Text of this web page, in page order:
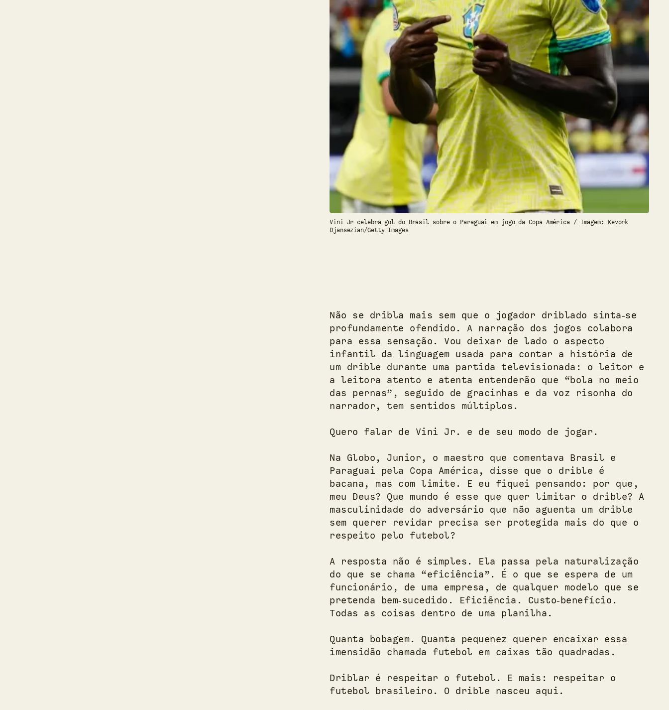
Vini Jr celebra gol do Brasil sobre o Paraguai em jogo da Copa América / Imagem: Kevork
Djansezian/Getty Images
Não se dribla mais sem que o jogador driblado sinta‑se
profundamente ofendido. A narração dos jogos colabora
para essa sensação. Vou deixar de lado o aspecto
infantil da linguagem usada para contar a história de
um drible durante uma partida televisionada: o leitor e
a leitora atento e atenta entenderão que “bola no meio
das pernas”, seguido de gracinhas e da voz risonha do
narrador, tem sentidos múltiplos.
Quero falar de Vini Jr. e de seu modo de jogar.
Na Globo, Junior, o maestro que comentava Brasil e
Paraguai pela Copa América, disse que o drible é
bacana, mas com limite. E eu fiquei pensando: por que,
meu Deus? Que mundo é esse que quer limitar o drible? A
masculinidade do adversário que não aguenta um drible
sem querer revidar precisa ser protegida mais do que o
respeito pelo futebol?
A resposta não é simples. Ela passa pela naturalização
do que se chama “eficiência”. É o que se espera de um
funcionário, de uma empresa, de qualquer modelo que se
pretenda bem‑sucedido. Eficiência. Custo‑benefício.
Todas as coisas dentro de uma planilha.
Quanta bobagem. Quanta pequenez querer encaixar essa
imensidão chamada futebol em caixas tão quadradas.
Driblar é respeitar o futebol. E mais: respeitar o
futebol brasileiro. O drible nasceu aqui.